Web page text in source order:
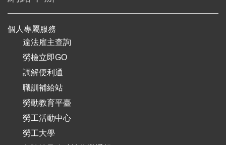
個人專屬服務
違法雇主查詢
勞檢立即GO
調解便利通
職訓補給站
勞動教育平臺
勞工活動中心
勞工大學